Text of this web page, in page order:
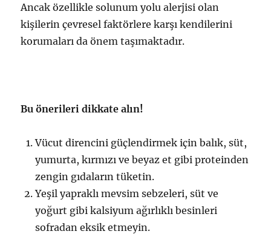
Ancak özellikle solunum yolu alerjisi olan
kişilerin çevresel faktörlere karşı kendilerini
korumaları da önem taşımaktadır.
Bu önerileri dikkate alın!
Vücut direncini güçlendirmek için balık, süt,
yumurta, kırmızı ve beyaz et gibi proteinden
zengin gıdaların tüketin.
Yeşil yapraklı mevsim sebzeleri, süt ve
yoğurt gibi kalsiyum ağırlıklı besinleri
sofradan eksik etmeyin.